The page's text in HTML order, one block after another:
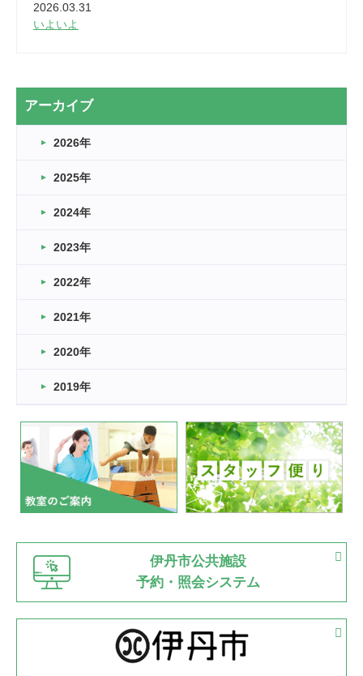
2026.03.31
いよいよ
2026.03.20
なぎなた
2026.03.16
車いすバスケとRくんのお話
卒業・卒園の季節★
2026.03.11
緑ケ丘体育館
2022.11.03
緑ケ丘体育館
いたっぼーる大会☆彡
緑ケ丘体育館
2022.07.03
市内総合体育大会が開始
緑ケ丘体育館 猪名川運動広場
古池運動広場
2022.06.12
県知事杯争奪バレーボール大会が開催
緑ケ丘体育館
2022.05.05
体育協会長杯 バドミントン競技の部
アーカイブ
2026年
2025年
2024年
2023年
2022年
2021年
2020年
2019年
伊丹市公共施設
予約・照会システム